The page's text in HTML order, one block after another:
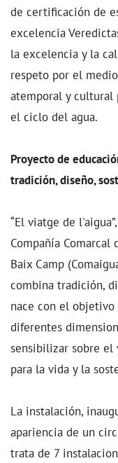
de certificación de
excelencia
la excelencia y la
respeto por el
atemporal y cultural
el ciclo del agua.
Proyecto de
tradición, diseño,
“El viatge de
Compañía
Baix Camp
combina tradición,
nace con el
diferentes
sensibilizar sobre
para la vida y la
La instalación,
apariencia de un
trata de 7